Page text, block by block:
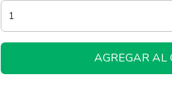
AGREGAR AL